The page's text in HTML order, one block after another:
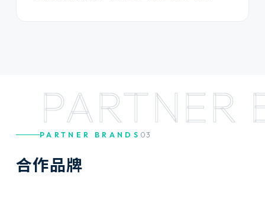
PARTNER
PARTNER BRANDS 03
合作品牌